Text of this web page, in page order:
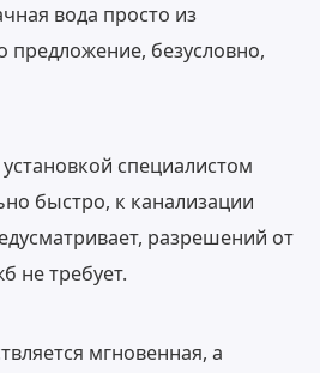
вода просто из
предложение, безусловно,
специалистом
быстро, к канализации
разрешений от
не требует.
мгновенная, а